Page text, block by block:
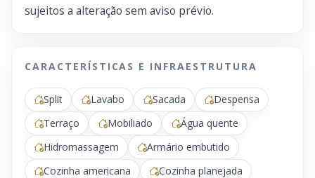
sujeitos a alteração sem aviso prévio.
CARACTERÍSTICAS E INFRAESTRUTURA
Split Lavabo Sacada
Despensa
Terraço
Mobiliado
Água quente
Hidromassagem
Armário embutido
Cozinha americana
Cozinha planejada